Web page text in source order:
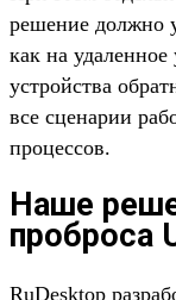
решение должно
как на удаленное
устройства
все сценарии
процессов.
Наше
проброса
RuDesktop